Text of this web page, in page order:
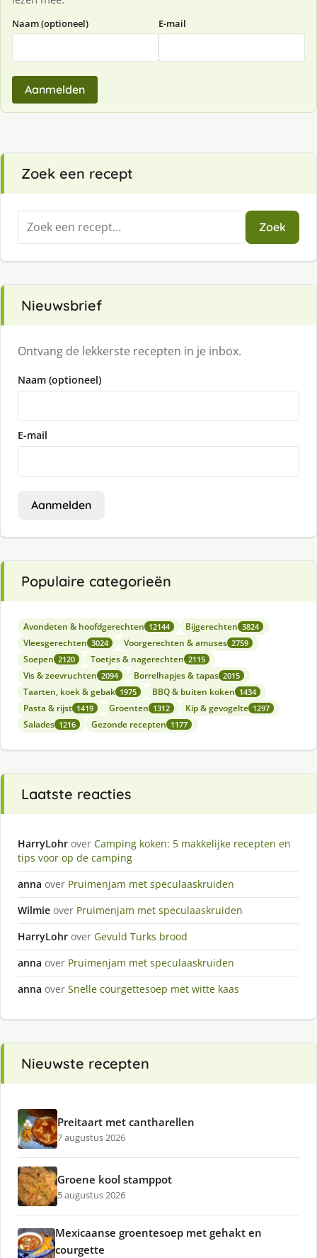
Naam (optioneel) E-mail
Aanmelden
Zoek een recept
Zoeken
naar:
Zoek
Nieuwsbrief
Ontvang de lekkerste recepten in je inbox.
Naam (optioneel)
E-mail
Aanmelden
Populaire categorieën
Avondeten & hoofdgerechten 12144 Bijgerechten 3824
Vleesgerechten 3024 Voorgerechten & amuses 2759
Soepen 2120 Toetjes & nagerechten 2115
Vis & zeevruchten 2094 Borrelhapjes & tapas 2015
Taarten, koek & gebak 1975 BBQ & buiten koken 1434
Pasta & rijst 1419 Groenten 1312 Kip & gevogelte 1297
Salades 1216 Gezonde recepten 1177
Laatste reacties
HarryLohr over Camping koken: 5 makkelijke recepten en
tips voor op de camping
anna over Pruimenjam met speculaaskruiden
Wilmie over Pruimenjam met speculaaskruiden
HarryLohr over Gevuld Turks brood
anna over Pruimenjam met speculaaskruiden
anna over Snelle courgettesoep met witte kaas
Nieuwste recepten
Preitaart met cantharellen
7 augustus 2026
Groene kool stamppot
5 augustus 2026
Mexicaanse groentesoep met gehakt en
courgette